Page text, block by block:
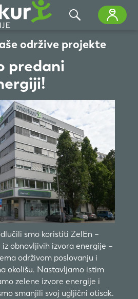
održive projekte
predani
smo koristiti ZelEn –
obnovljivih izvora energije –
održivom poslovanju i
okolišu. Nastavljamo istim
zelene izvore energije i
smanjili svoj ugljični otisak.